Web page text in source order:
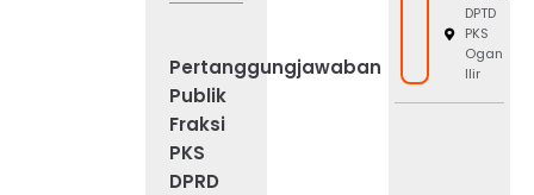
Pertanggungjawaban
Publik
Fraksi
PKS
DPRD
DPTD
PKS
Ogan
Ilir